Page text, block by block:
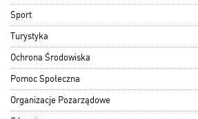
Sport
Turystyka
Ochrona Środowiska
Pomoc Społeczna
Organizacje Pozarządowe